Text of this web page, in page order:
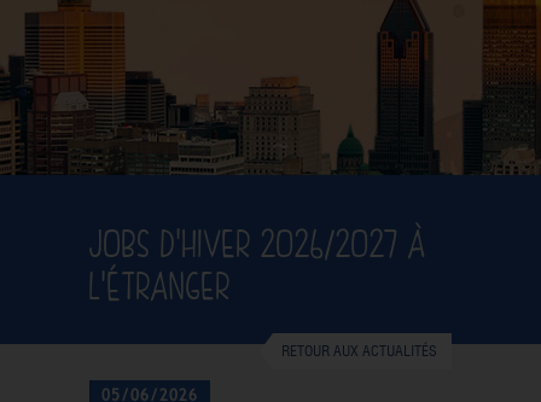
NOS OFFRES PARTENAIRES
DEVENIR MEMBRE
RETOUR AUX ACTUALITÉS
JOBS D'HIVER 2026/2027 À
L'ÉTRANGER
05/06/2026